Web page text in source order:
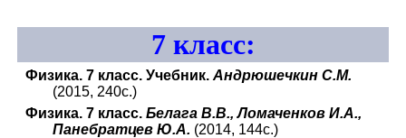
7класс:
Физика. 7 класс. Учебник. Андрюшечкин С.М.
(2015, 240с.)
Физика. 7 класс. Белага В.В., Ломаченков И.А.,
Панебратцев Ю.А. (2014, 144с.)